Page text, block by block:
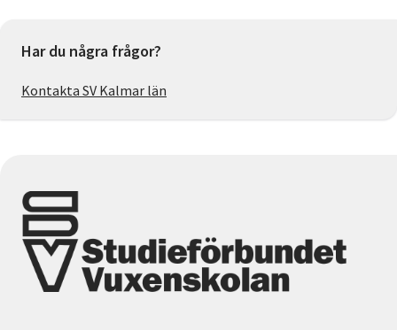
Har du några frågor?
Kontakta SV Kalmar län